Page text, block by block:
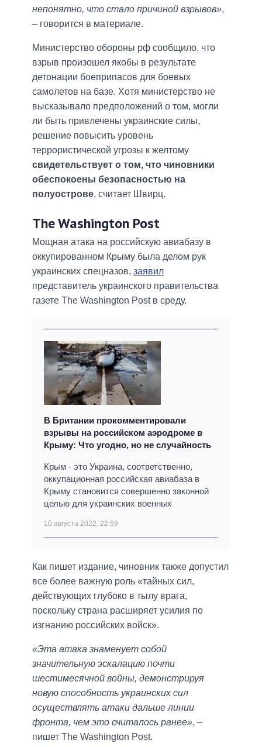
непонятно, что стало причиной взрывов»,
– говорится в материале.
Министерство обороны рф сообщило, что
взрыв произошел якобы в результате
детонации боеприпасов для боевых
самолетов на базе. Хотя министерство не
высказывало предположений о том, могли
ли быть привлечены украинские силы,
решение повысить уровень
террористической угрозы к желтому
свидетельствует о том, что чиновники
обеспокоены безопасностью на
полуострове, считает Швирц.
The Washington Post
Мощная атака на российскую авиабазу в
оккупированном Крыму была делом рук
украинских спецназов, заявил
представитель украинского правительства
газете The Washington Post в среду.
В Британии прокомментировали
взрывы на российском аэродроме в
Крыму: Что угодно, но не случайность
Крым - это Украина, соответственно,
оккупационная российская авиабаза в
Крыму становится совершенно законной
целью для украинских военных
10 августа 2022, 22:59
Как пишет издание, чиновник также допустил
все более важную роль «тайных сил,
действующих глубоко в тылу врага,
поскольку страна расширяет усилия по
изгнанию российских войск».
«Эта атака знаменует собой
значительную эскалацию почти
шестимесячной войны, демонстрируя
новую способность украинских сил
осуществлять атаки дальше линии
фронта, чем это считалось ранее», –
пишет The Washington Post.